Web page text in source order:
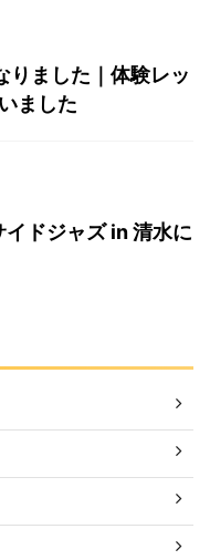
りました｜体験レッ
ました
ドジャズ in 清水に